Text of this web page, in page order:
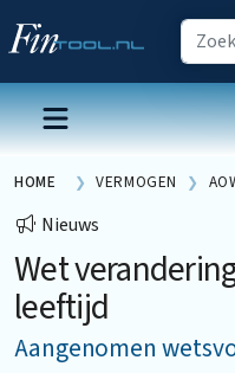
HOME VERMOGEN
Nieuws
Wet
leeftijd
Aangenomen